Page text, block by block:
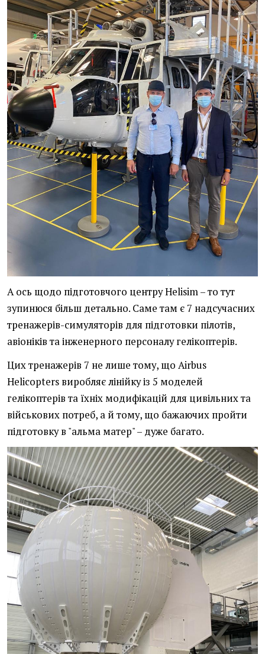
А ось щодо підготовчого центру Helisim – то тут
зупинюся більш детально. Саме там є 7 надсучасних
тренажерів-симуляторів для підготовки пілотів,
авіоніків та інженерного персоналу гелікоптерів.
Цих тренажерів 7 не лише тому, що Airbus
Helicopters виробляє лінійку із 5 моделей
гелікоптерів та їхніх модифікацій для цивільних та
військових потреб, а й тому, що бажаючих пройти
підготовку в "альма матер" – дуже багато.